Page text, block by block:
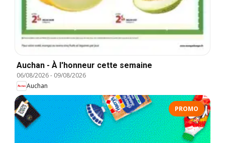
Auchan - À l'honneur cette semaine
06/08/2026- 09/08/2026
Auchan
PROMO